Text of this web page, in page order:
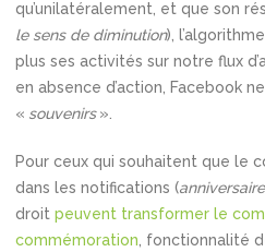
qu’unilatéralement, et que son
le sens de diminution),
plus ses activités sur notre flux
en absence d’action, Facebook
« souvenirs».
Pour ceux qui souhaitent que le
dans les notifications (
droit peuvent transformer le
commémoration , fonctionnalité